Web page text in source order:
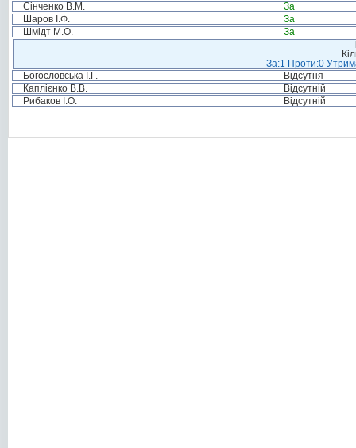
Сінченко В.М.
За
Шаров І.Ф.
За
Шмідт М.О.
За
За:1 Проти:0
Богословська І.Г.
Відсутня
Каплієнко В.В.
Відсутній
Рибаков І.О.
Відсутній